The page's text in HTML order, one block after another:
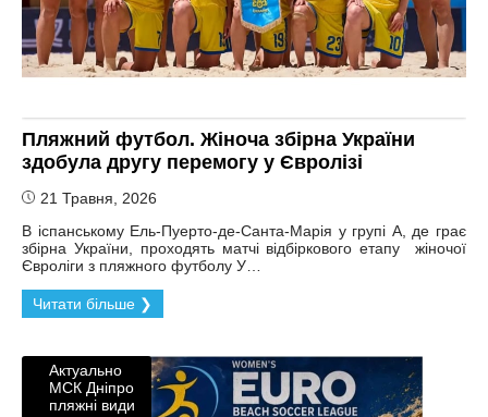
Пляжний футбол. Жіноча збірна України
здобула другу перемогу у Євролізі
21 Травня, 2026
В іспанському Ель-Пуерто-де-Санта-Марія у групі А, де грає
збірна України, проходять матчі відбіркового етапу жіночої
Євроліги з пляжного футболу У…
Читати більше ❯
Актуально
МСК Дніпро
пляжні види